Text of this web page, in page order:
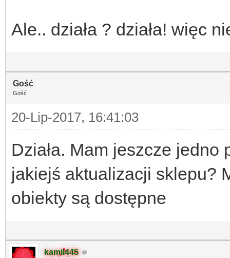
Ale.. działa ? działa! więc
Gość
Gość
20-Lip-2017, 16:41:03
Działa. Mam jeszcze
jakiejś aktualizacji sklepu?
obiekty są dostępne
kamil445